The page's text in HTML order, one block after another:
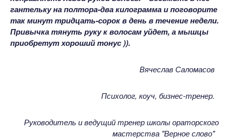
гантельку на полтора-два килограмма и поговорите
так минут тридцать-сорок в день в течение недели.
Привычка тянуть руку к волосам уйдет, а мышцы
приобретут хороший тонус )).
Вячеслав Саломасов
Психолог, коуч, бизнес-тренер.
Руководитель и ведущий тренер школы ораторского
мастерства "Верное слово"